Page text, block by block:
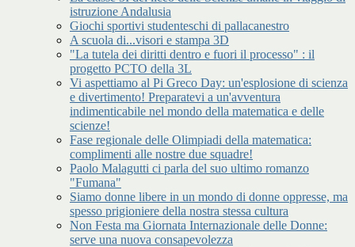
istruzione Andalusia
Giochi sportivi studenteschi di pallacanestro
A scuola di...visori e stampa 3D
"La tutela dei diritti dentro e fuori il processo" : il
progetto PCTO della 3L
Vi aspettiamo al Pi Greco Day: un'esplosione di scienza
e divertimento! Preparatevi a un'avventura
indimenticabile nel mondo della matematica e delle
scienze!
Fase regionale delle Olimpiadi della matematica:
complimenti alle nostre due squadre!
Paolo Malagutti ci parla del suo ultimo romanzo
"Fumana"
Siamo donne libere in un mondo di donne oppresse, ma
spesso prigioniere della nostra stessa cultura
Non Festa ma Giornata Internazionale delle Donne:
serve una nuova consapevolezza